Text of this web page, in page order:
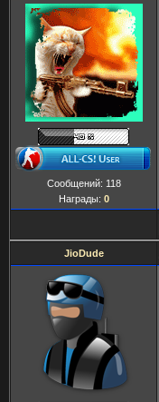
Сообщений: 118
Награды: 0
JioDude